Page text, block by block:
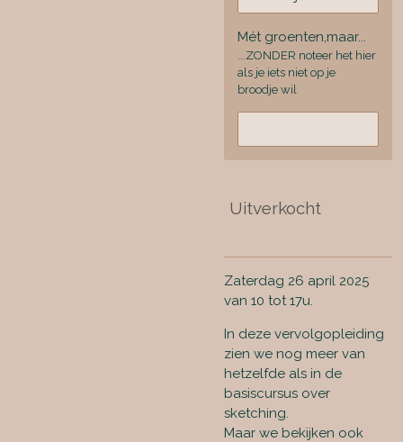
Mét groenten,maar...
...ZONDER noteer het hier
als je iets niet op je
broodje wil
Uitverkocht
Zaterdag 26 april 2025
van 10 tot 17u.
In deze vervolgopleiding
zien we nog meer van
hetzelfde als in de
basiscursus over
sketching.
Maar we bekijken ook